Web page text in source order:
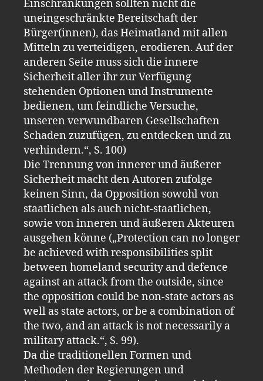
Einschränkungen sollten nicht die
uneingeschränkte Bereitschaft der
Bürger(innen), das Heimatland mit allen
Mitteln zu verteidigen, erodieren. Auf der
anderen Seite muss sich die innere
Sicherheit aller ihr zur Verfügung
stehenden Optionen und Instrumente
bedienen, um feindliche Versuche,
unseren verwundbaren Gesellschaften
Schaden zuzufügen, zu entdecken und zu
verhindern.“, S. 100)
Die Trennung von innerer und äußerer
Sicherheit macht den Autoren zufolge
keinen Sinn, da Opposition sowohl von
staatlichen als auch nicht-staatlichen,
sowie von inneren und äußeren Akteuren
ausgehen könne („Protection can no longer
be achieved with responsibilities split
between homeland security and defence
against an attack from the outside, since
the opposition could be non-state actors as
well as state actors, or be a combination of
the two, and an attack is not necessarily a
military attack.“, S. 99).
Da die traditionellen Formen und
Methoden der Regierungen und